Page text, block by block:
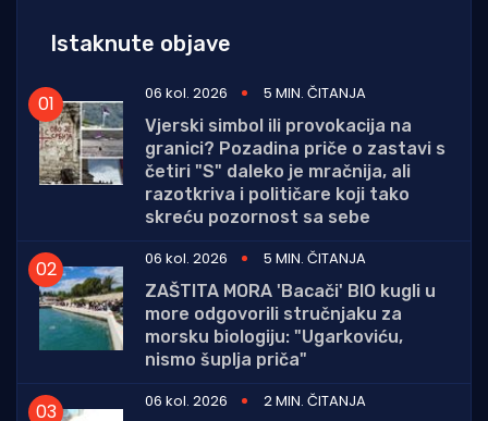
Istaknute objave
06 kol. 2026
5 MIN. ČITANJA
Vjerski simbol ili provokacija na
granici? Pozadina priče o zastavi s
četiri "S" daleko je mračnija, ali
razotkriva i političare koji tako
skreću pozornost sa sebe
06 kol. 2026
5 MIN. ČITANJA
ZAŠTITA MORA 'Bacači' BIO kugli u
more odgovorili stručnjaku za
morsku biologiju: "Ugarkoviću,
nismo šuplja priča"
06 kol. 2026
2 MIN. ČITANJA